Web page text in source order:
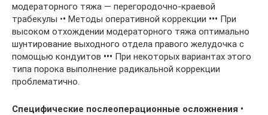
модераторного тяжа — перегородочно-краевой
трабекулы •• Методы оперативной коррекции ••• При
высоком отхождении модераторного тяжа оптимально
шунтирование выходного отдела правого желудочка с
помощью кондуитов ••• При некоторых вариантах этого
типа порока выполнение радикальной коррекции
проблематично.
Специфические послеоперационные осложнения •